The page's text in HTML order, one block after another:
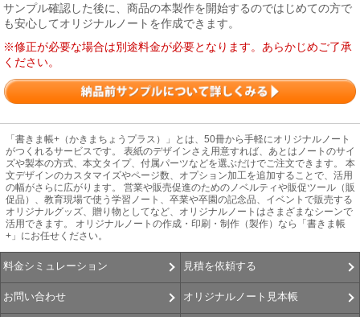
サンプル確認した後に、商品の本製作を開始するのではじめての方で
も安心してオリジナルノートを作成できます。
※修正が必要な場合は別途料金が必要となります。あらかじめご了承
ください。
「書きま帳+（かきまちょうプラス）」とは、50冊から手軽にオリジナルノート
がつくれるサービスです。 表紙のデザインさえ用意すれば、あとはノートのサイ
ズや製本の方式、本文タイプ、付属パーツなどを選ぶだけでご注文できます。 本
文デザインのカスタマイズやページ数、オプション加工を追加することで、活用
の幅がさらに広がります。 営業や販売促進のためのノベルティや販促ツール（販
促品）、教育現場で使う学習ノート、卒業や卒園の記念品、イベントで販売する
オリジナルグッズ、贈り物としてなど、オリジナルノートはさまざまなシーンで
活用できます。 オリジナルノートの作成・印刷・制作（製作）なら「書きま帳
+」にお任せください。
料金シミュレーション 見積を依頼する
お問い合わせ オリジナルノート見本帳